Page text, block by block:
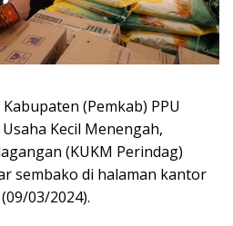
(Pemkab) PPU
Kecil Menengah,
(KUKM Perindag)
sembako di halaman kantor
03/2024).